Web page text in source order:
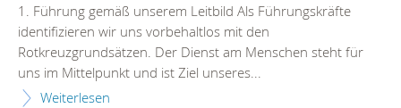
1. Führung gemäß unserem Leitbild Als Führungskräfte
identifizieren wir uns vorbehaltlos mit den
Rotkreuzgrundsätzen. Der Dienst am Menschen steht für
uns im Mittelpunkt und ist Ziel unseres...
Weiterlesen